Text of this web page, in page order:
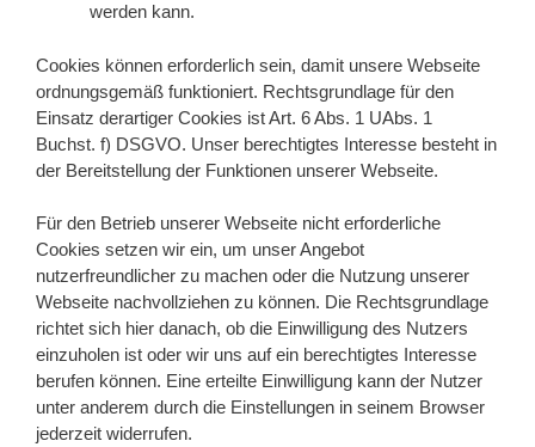
werden kann.
Cookies können erforderlich sein, damit unsere Webseite
ordnungsgemäß funktioniert. Rechtsgrundlage für den
Einsatz derartiger Cookies ist Art. 6 Abs. 1 UAbs. 1
Buchst. f) DSGVO. Unser berechtigtes Interesse besteht in
der Bereitstellung der Funktionen unserer Webseite.
Für den Betrieb unserer Webseite nicht erforderliche
Cookies setzen wir ein, um unser Angebot
nutzerfreundlicher zu machen oder die Nutzung unserer
Webseite nachvollziehen zu können. Die Rechtsgrundlage
richtet sich hier danach, ob die Einwilligung des Nutzers
einzuholen ist oder wir uns auf ein berechtigtes Interesse
berufen können. Eine erteilte Einwilligung kann der Nutzer
unter anderem durch die Einstellungen in seinem Browser
jederzeit widerrufen.